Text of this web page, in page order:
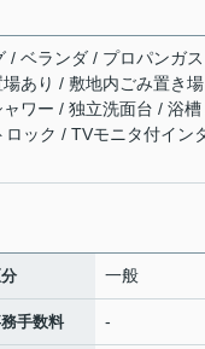
ベランダ / プロパンガ
あり / 敷地内ごみ置き
ワー / 独立洗面台 / 浴
ック / TVモニタ付イン
一般
手数料 -